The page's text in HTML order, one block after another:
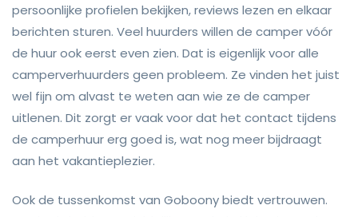
persoonlijke profielen bekijken, reviews lezen en elkaar
berichten sturen. Veel huurders willen de camper vóór
de huur ook eerst even zien. Dat is eigenlijk voor alle
camperverhuurders geen probleem. Ze vinden het juist
wel fijn om alvast te weten aan wie ze de camper
uitlenen. Dit zorgt er vaak voor dat het contact tijdens
de camperhuur erg goed is, wat nog meer bijdraagt
aan het vakantieplezier.
Ook de tussenkomst van Goboony biedt vertrouwen.